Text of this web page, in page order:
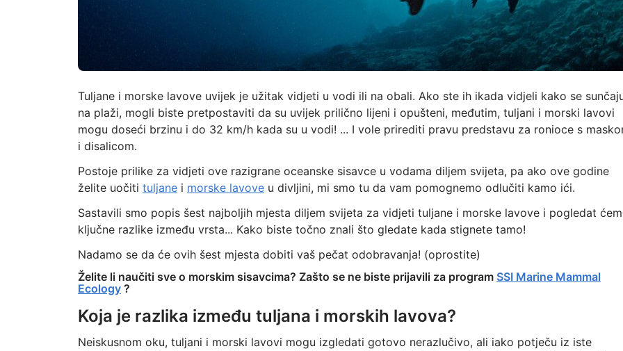
Tuljane i morske lavove uvijek je užitak vidjeti u vodi ili na obali. Ako ste ih ikada vidjeli kako se
na plaži, mogli biste pretpostaviti da su uvijek prilično lijeni i opušteni, međutim, tuljani i morski lavovi
mogu doseći brzinu i do 32 km/h kada su u vodi! ... I vole prirediti pravu predstavu za ronioce s
i disalicom.
Postoje prilike za vidjeti ove razigrane oceanske sisavce u vodama diljem svijeta, pa ako ove godine
želite uočiti tuljanei morske lavoveu divljini, mi smo tu da vam pomognemo odlučiti kamo ići.
Sastavili smo popis šest najboljih mjesta diljem svijeta za vidjeti tuljane i morske lavove i pogledat
ključne razlike između vrsta... Kako biste točno znali što gledate kada stignete tamo!
Nadamo se da će ovih šest mjesta dobiti vaš pečat odobravanja! (oprostite)
Želite li naučiti sve o morskim sisavcima? Zašto se ne biste prijavili za program SSI Marine Mammal
Ecology?
Koja je razlika između tuljana i morskih lavova?
Neiskusnom oku, tuljani i morski lavovi mogu izgledati gotovo nerazlučivo, ali iako potječu iz iste